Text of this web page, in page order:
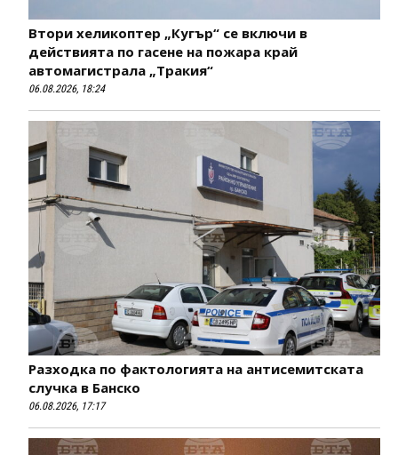
Втори хеликоптер „Кугър“ се включи в
действията по гасене на пожара край
автомагистрала „Тракия“
06.08.2026, 18:24
Разходка по фактологията на антисемитската
случка в Банско
06.08.2026, 17:17